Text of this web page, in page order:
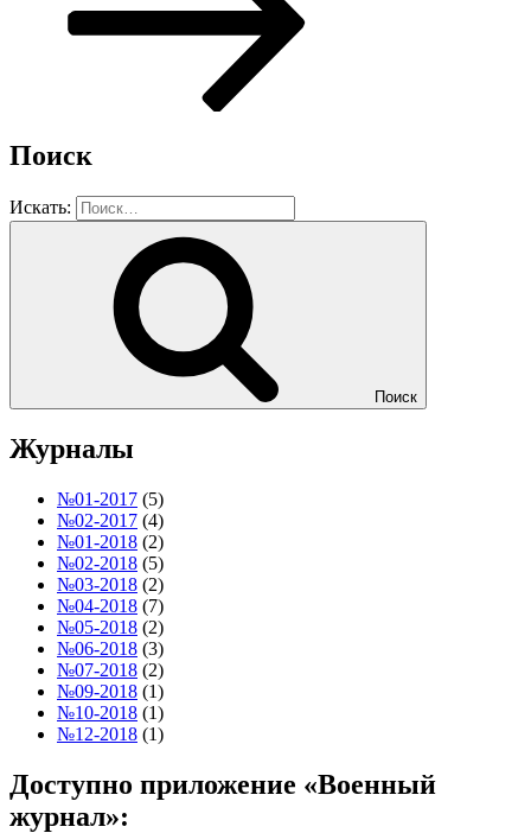
Поиск
Искать:
Поиск
Журналы
№01-2017 (5)
№02-2017 (4)
№01-2018 (2)
№02-2018 (5)
№03-2018 (2)
№04-2018 (7)
№05-2018 (2)
№06-2018 (3)
№07-2018 (2)
№09-2018 (1)
№10-2018 (1)
№12-2018 (1)
Доступно приложение «Военный
журнал»: